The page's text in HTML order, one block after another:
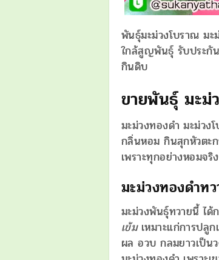
พันธุ์มะม่วงโบราณ ม
ใกล้สูญพันธุ์ รับประกั
กินดิบ
ขายพันธุ์ มะม่
มะม่วงทองดำ มะม่ว
กลิ่นหอม กินสุกหัวตะ
เพราะทุกอย่างหอมจริ
มะม่วงทองดำท
มะม่วงพันธุ์ทวายนี้ ได้
เข้มเหมาะแก่การปลู
ผล อวบ กลมยาวเป็น